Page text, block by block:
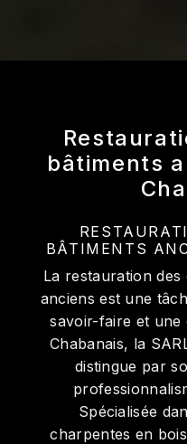
bâtiments
BÂTIMENTS
La restauration
anciens est une
savoir-faire et une
Chabanais, la
distingue par
Spécialisée
charpentes en